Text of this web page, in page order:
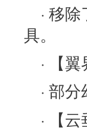
· 移
具。
· 【
· 部
· 【